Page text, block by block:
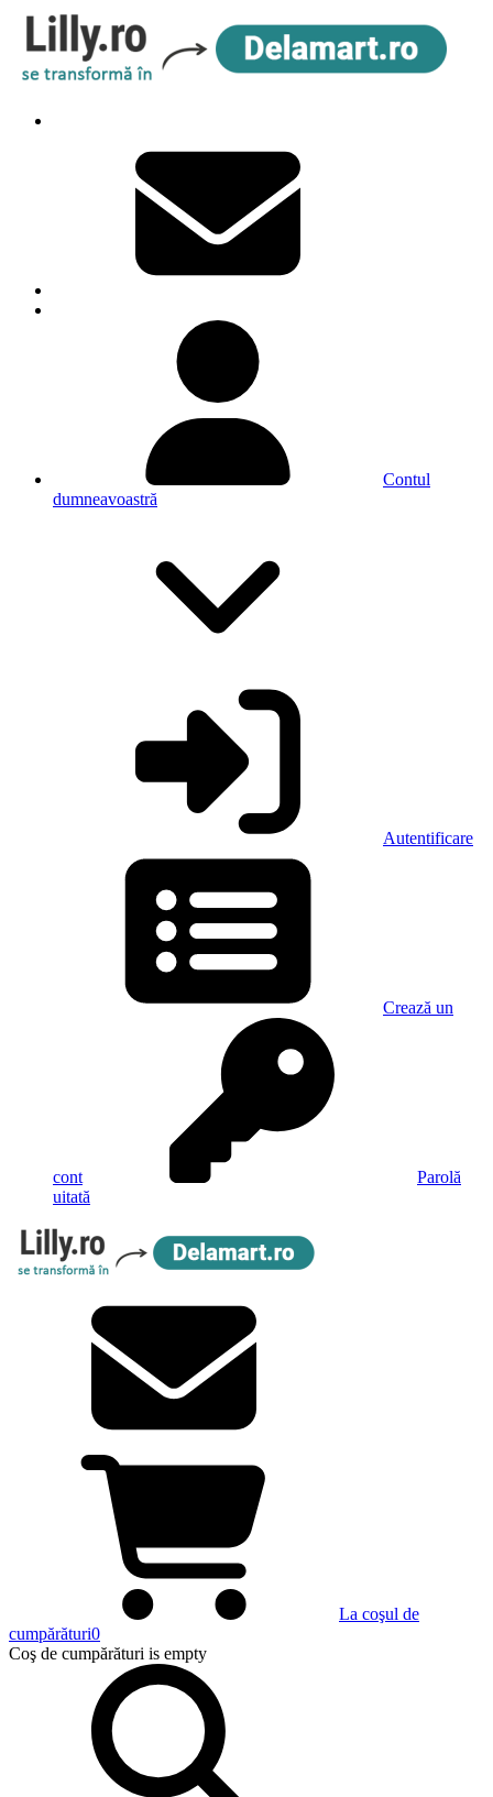
Contul
dumneavoastră
Autentificare
Crează un
cont
Parolă
uitată
La coşul de
cumpărături0
Coş de cumpărături is empty